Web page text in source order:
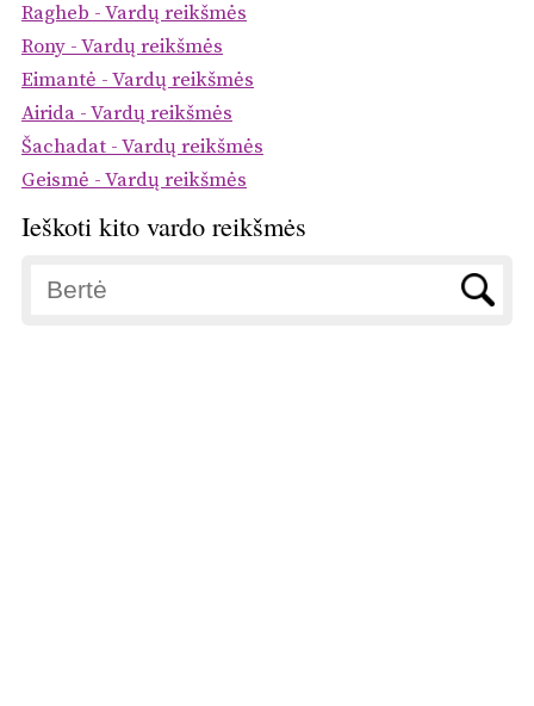
Ragheb - Vardų reikšmės
Rony - Vardų reikšmės
Eimantė - Vardų reikšmės
Airida - Vardų reikšmės
Šachadat - Vardų reikšmės
Geismė - Vardų reikšmės
Ieškoti kito vardo reikšmės